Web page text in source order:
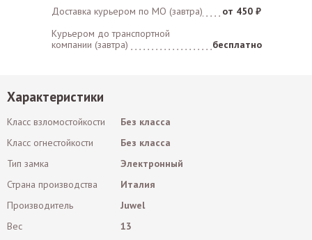
Доставка курьером по MO (завтра)
от 450 ₽
Курьером до транспортной
компании (завтра)
бесплатно
Характеристики
Класс взломостойкости
Без класса
Класс огнестойкости
Без класса
Тип замка
Электронный
Страна производства
Италия
Производитель
Juwel
Вес
13